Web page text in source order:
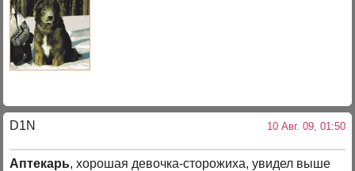
D1N 10 Авг. 09, 01:50
Аптекарь, хорошая девочка-сторожиха, увидел выше